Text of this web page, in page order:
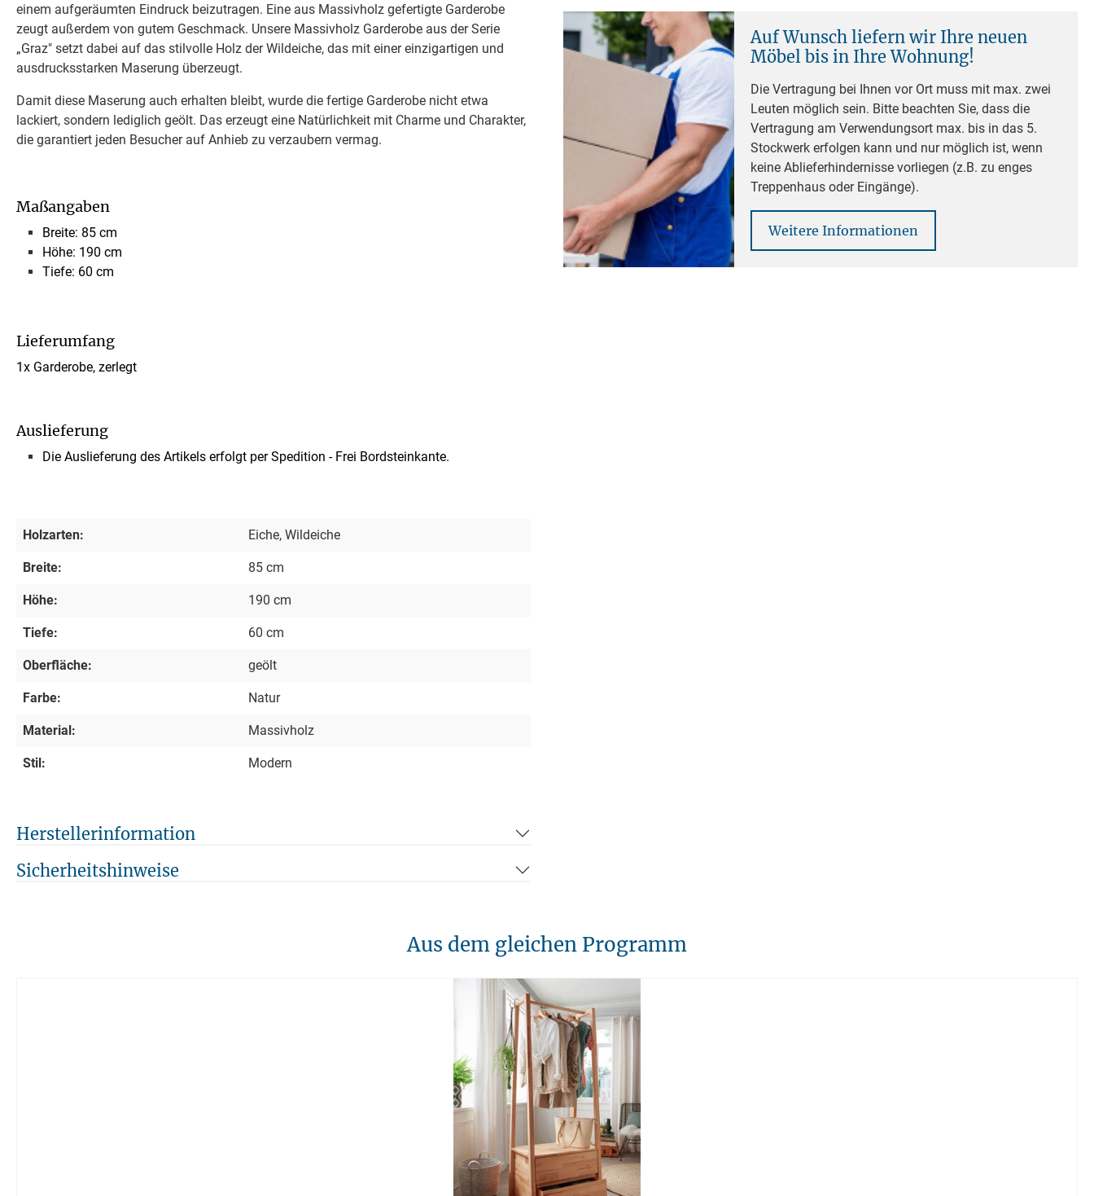
einem aufgeräumten Eindruck beizutragen. Eine aus Massivholz gefertigte Garderobe
zeugt außerdem von gutem Geschmack. Unsere Massivholz Garderobe aus der Serie
„Graz" setzt dabei auf das stilvolle Holz der Wildeiche, das mit einer einzigartigen und
ausdrucksstarken Maserung überzeugt.
Damit diese Maserung auch erhalten bleibt, wurde die fertige Garderobe nicht etwa
lackiert, sondern lediglich geölt. Das erzeugt eine Natürlichkeit mit Charme und Charakter,
die garantiert jeden Besucher auf Anhieb zu verzaubern vermag.
Maßangaben
Breite: 85 cm
Höhe: 190 cm
Tiefe: 60 cm
Lieferumfang
1x Garderobe, zerlegt
Auslieferung
Die Auslieferung des Artikels erfolgt per Spedition - Frei Bordsteinkante.
Holzarten: Eiche, Wildeiche
Breite: 85 cm
Höhe: 190 cm
Tiefe: 60 cm
Oberfläche: geölt
Farbe: Natur
Material: Massivholz
Stil: Modern
Herstellerinformation
Sicherheitshinweise
Auf Wunsch liefern wir Ihre neuen
Möbel bis in Ihre Wohnung!
Die Vertragung bei Ihnen vor Ort muss mit max. zwei
Leuten möglich sein. Bitte beachten Sie, dass die
Vertragung am Verwendungsort max. bis in das 5.
Stockwerk erfolgen kann und nur möglich ist, wenn
keine Ablieferhindernisse vorliegen (z.B. zu enges
Treppenhaus oder Eingänge).
Weitere Informationen
Aus dem gleichen Programm